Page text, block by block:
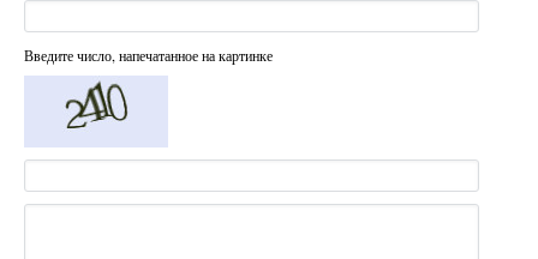
Введите число, напечатанное на картинке